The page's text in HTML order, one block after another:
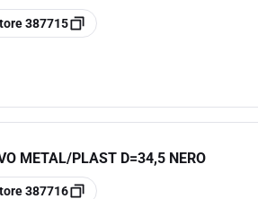
387715
METAL/PLAST D=34,5 NERO
387716